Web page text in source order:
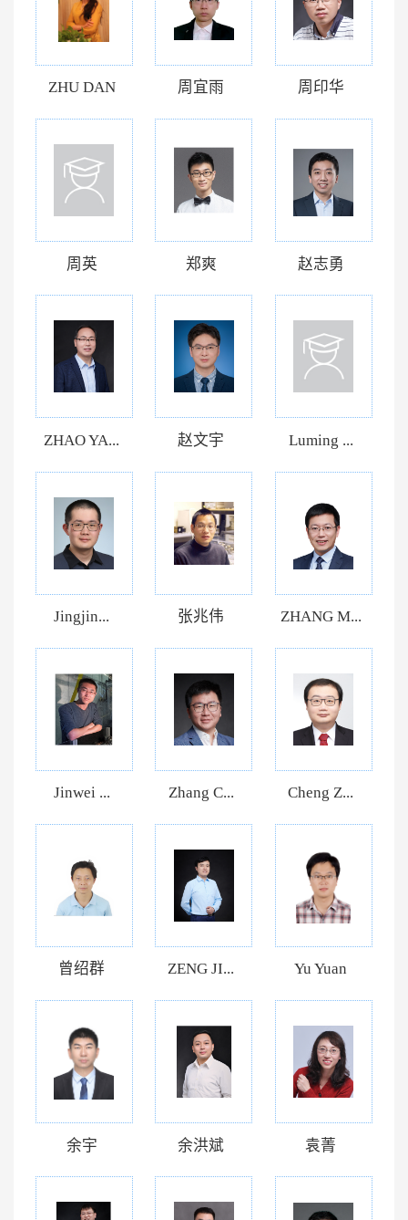
ZHU DAN 周宜雨 周印华
周英 郑爽 赵志勇
ZHAO YA... 赵文宇 Luming ...
Jingjin... 张兆伟 ZHANG M...
Jinwei ... Zhang C... Cheng Z...
曾绍群 ZENG JI... Yu Yuan
余宇 余洪斌 袁菁